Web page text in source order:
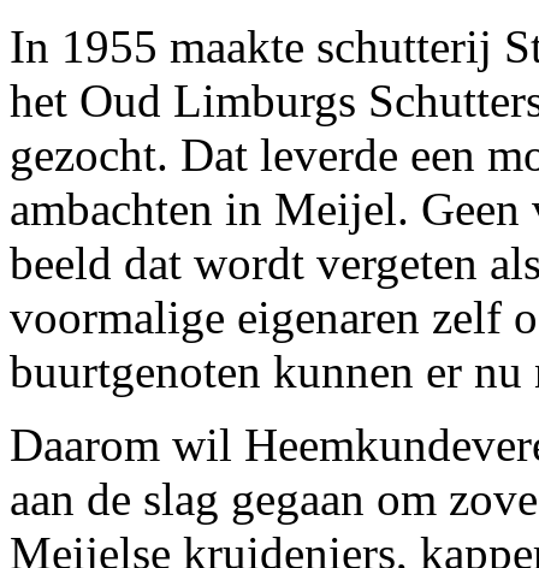
In 1955 maakte schutterij
het Oud Limburgs
gezocht. Dat leverde een
ambachten in Meijel.
beeld dat wordt vergeten
voormalige eigenaren zelf
buurtgenoten kunnen er
Daarom wil
aan de slag gegaan om
Meijelse kruideniers,